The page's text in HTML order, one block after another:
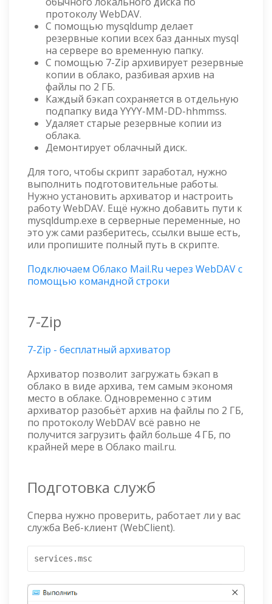
протоколу WebDAV.
С помощью mysqldump делает
резервные копии всех баз данных mysql
на сервере во временную папку.
С помощью 7-Zip архивирует резервные
копии в облако, разбивая архив на
файлы по 2 ГБ.
Каждый бэкап сохраняется в отдельную
подпапку вида YYYY-MM-DD-hhmmss.
Удаляет старые резервные копии из
облака.
Демонтирует облачный диск.
Для того, чтобы скрипт заработал, нужно
выполнить подготовительные работы.
Нужно установить архиватор и настроить
работу WebDAV. Ещё нужно добавить пути к
mysqldump.exe в серверные переменные, но
это уж сами разберитесь, ссылки выше есть,
или пропишите полный путь в скрипте.
Подключаем Облако Mail.Ru через WebDAV с
помощью командной строки
7-Zip
7-Zip - бесплатный архиватор
Архиватор позволит загружать бэкап в
облако в виде архива, тем самым экономя
место в облаке. Одновременно с этим
архиватор разобьёт архив на файлы по 2 ГБ,
по протоколу WebDAV всё равно не
получится загрузить файл больше 4 ГБ, по
крайней мере в Облако mail.ru.
Подготовка служб
Сперва нужно проверить, работает ли у вас
служба Веб-клиент (WebClient).
services.msc